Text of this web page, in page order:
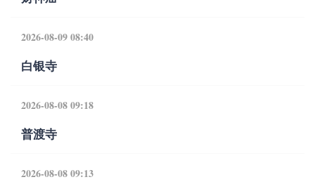
2026-08-09 08:40
白银寺
2026-08-08 09:18
普渡寺
2026-08-08 09:13